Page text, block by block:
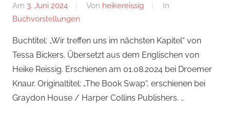
Am 3. Juni 2024 Von heikereissig
In
Buchvorstellungen
Buchtitel: „Wir treffen uns im nächsten Kapitel“ von
Tessa Bickers. Übersetzt aus dem Englischen von
Heike Reissig. Erschienen am 01.08.2024 bei Droemer
Knaur. Originaltitel: „The Book Swap“, erschienen bei
Graydon House / Harper Collins Publishers. …